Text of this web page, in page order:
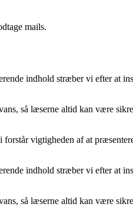
mails.
indhold stræber vi efter at
så læserne altid kan være
vigtigheden af at
indhold stræber vi efter at
så læserne altid kan være